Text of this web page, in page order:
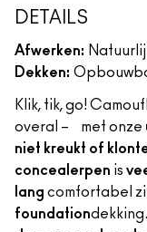
DETAILS
Afwerken:
Dekken:
Klik, tik, go!
overal – met onze
niet kreukt of
concealerpen is
lang comfortabel
foundation